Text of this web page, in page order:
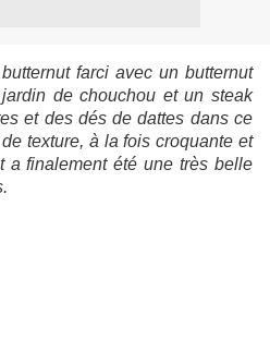
farci avec un butternut
de chouchou et un steak
et des dés de dattes dans ce
texture, à la fois croquante et
a finalement été une très belle